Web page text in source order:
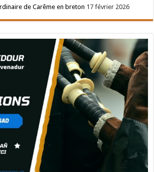
de Carême en breton 17 février 2026